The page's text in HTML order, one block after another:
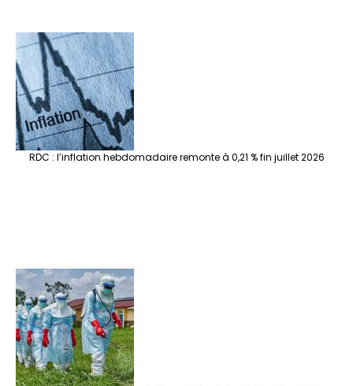
RDC : l’inflation hebdomadaire remonte à 0,21 % fin juillet 2026